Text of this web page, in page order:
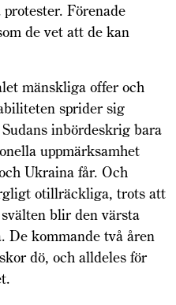
Förenade
de vet att de kan
mänskliga offer och
sprider sig
inbördeskrig bara
uppmärksamhet
Ukraina får. Och
otillräckliga, trots att
blir den värsta
De kommande två åren
dö, och alldeles för